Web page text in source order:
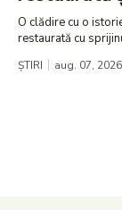
O clădire cu o
restaurată cu
ȘTIRI aug. 07, 2026